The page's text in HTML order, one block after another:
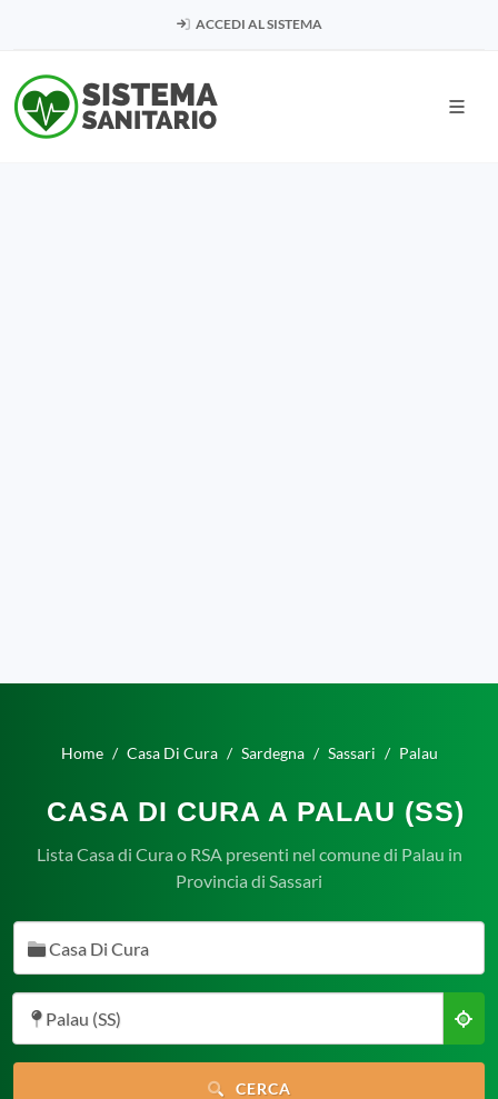
ACCEDI AL SISTEMA
Home Casa Di Cura Sardegna Sassari Palau
CASA DI CURA A PALAU (SS)
Lista Casa di Cura o RSA presenti nel comune di Palau in
Provincia di Sassari
Casa Di Cura
Palau (SS)
CERCA